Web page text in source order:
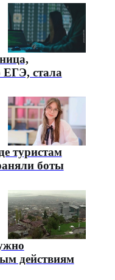
ЕГЭ, стала
туристам
боты
действиям